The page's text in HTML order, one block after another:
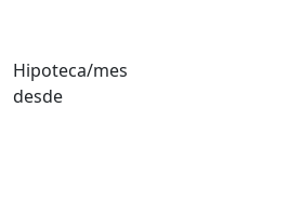
Hipoteca/mes
desde